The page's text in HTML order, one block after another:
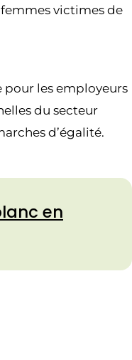
victimes de
pour les employeurs
du secteur
d’égalité.
en